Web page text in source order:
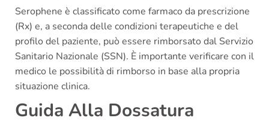
Serophene è classificato come farmaco da prescrizione
(Rx) e, a seconda delle condizioni terapeutiche e del
profilo del paziente, può essere rimborsato dal Servizio
Sanitario Nazionale (SSN). È importante verificare con il
medico le possibilità di rimborso in base alla propria
situazione clinica.
Guida Alla Dossatura